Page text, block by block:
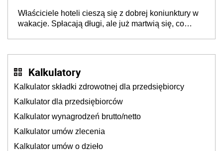
cichu
Właściciele hoteli cieszą się z dobrej koniunktury w
wakacje. Spłacają długi, ale już martwią się, co
Kalkulatory
Kalkulator składki zdrowotnej dla przedsiębiorcy
Kalkulator dla przedsiębiorców
Kalkulator wynagrodzeń brutto/netto
Kalkulator umów zlecenia
Kalkulator umów o dzieło